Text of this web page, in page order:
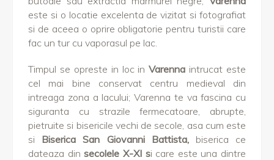
este si o locatie excelenta de vizitat si fotografiat
si de aceea o oprire obligatorie pentru turistii care
fac un tur cu vaporasul pe lac.
Timpul se opreste in loc inVarenna intrucat este
cel mai bine conservat centru medieval din
intreaga zona a lacului; Varenna te va fascina cu
siguranta cu strazile fermecatoare, abrupte,
pietruite si bisericile vechi de secole, asa cum este
si Biserica San Giovanni Battista, biserica ce
dateaza dinsecolele X-XI si care este una dintre